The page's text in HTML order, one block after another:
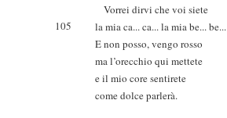
Vorrei dirvi che voi siete
105
la mia ca... ca... la mia be... be...
E non posso, vengo rosso
ma l’orecchio qui mettete
e il mio core sentirete
come dolce parlerà.